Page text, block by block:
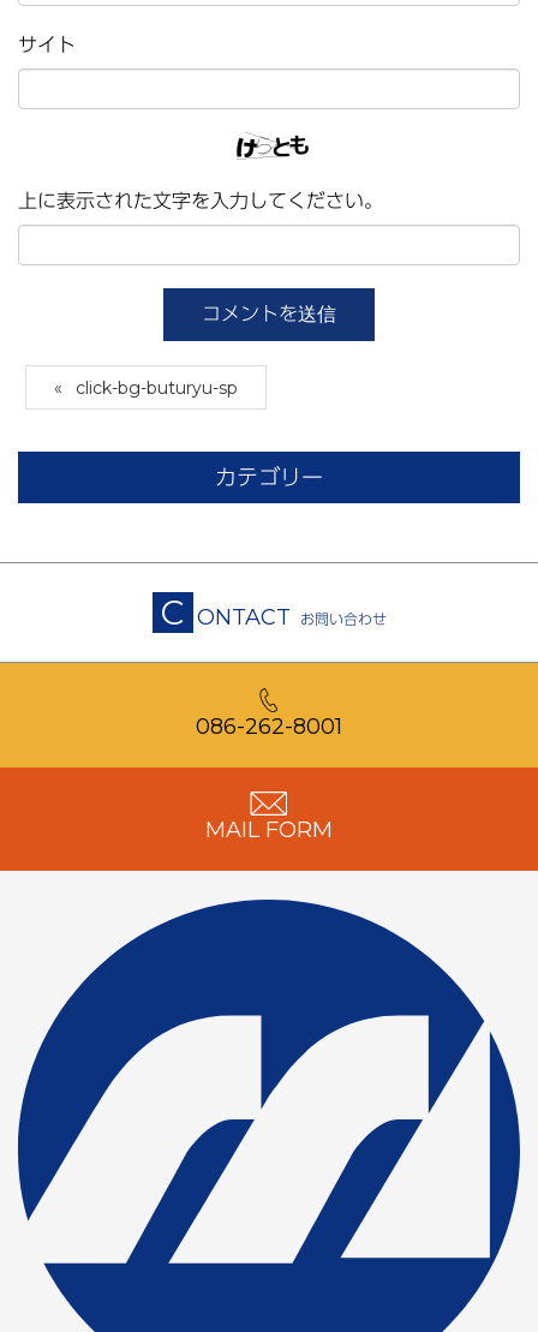
サイト
上に表示された文字を入力してください。
click-bg-buturyu-sp
カテゴリー
C ONTACT お問い合わせ
086-262-8001
MAIL FORM